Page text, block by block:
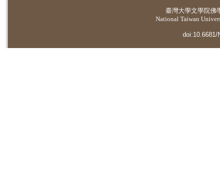
臺灣大學文學院佛
National Taiwan
doi:10.6681/